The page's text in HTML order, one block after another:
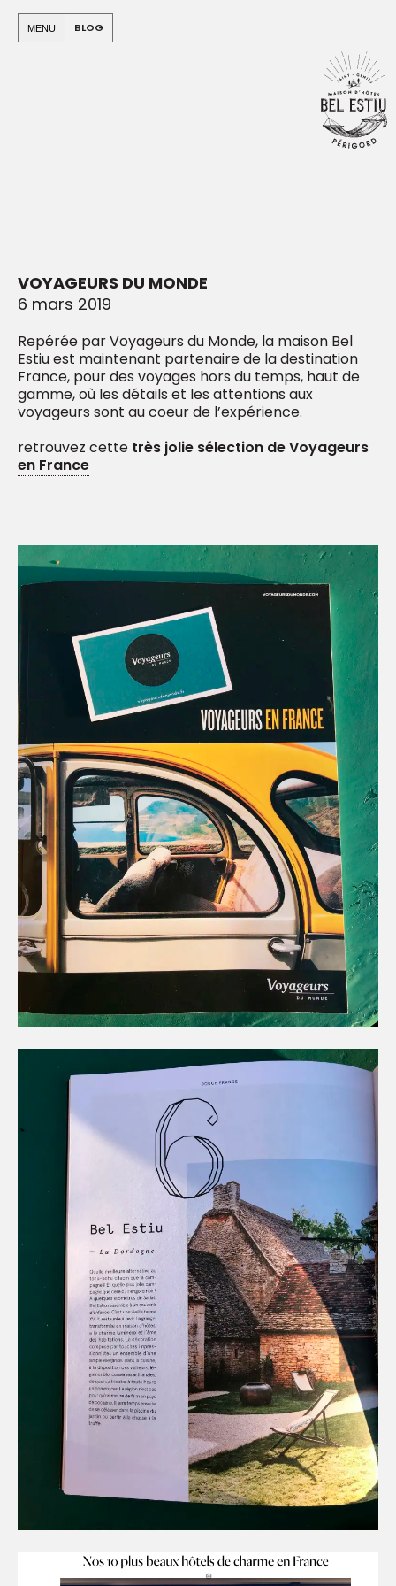
Warning: Undefined array key "apo" in
/home/clients/
on line94
/home/clients/
MENU BLOG
VOYAGEURS DU MONDE
6 mars 2019
Repérée par Voyageurs du Monde, la maison Bel
Estiu est maintenant partenaire de la destination
France, pour des voyages hors du temps, haut de
gamme, où les détails et les attentions aux
voyageurs sont au coeur de l’expérience.
retrouvez cette très jolie sélection de Voyageurs
en France